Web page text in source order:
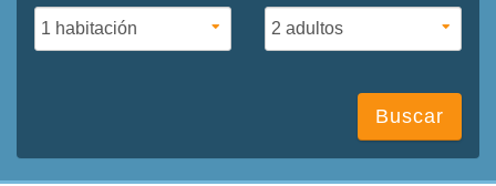
Buscar